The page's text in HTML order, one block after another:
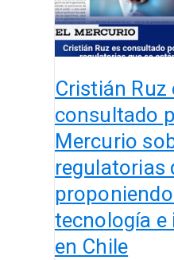
Cristián Ruz
consultado
Mercurio
regulatorias
tecnología e
en Chile
Mercurio
sobre
decisiones
que
se
están
proponiendo
en
torno
a
la
tecnología